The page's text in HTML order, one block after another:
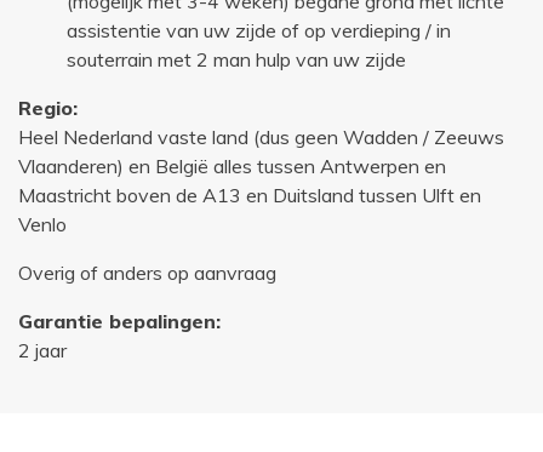
assistentie van uw zijde of op verdieping / in
souterrain met 2 man hulp van uw zijde
Regio:
Heel Nederland vaste land (dus geen Wadden / Zeeuws
Vlaanderen) en België alles tussen Antwerpen en
Maastricht boven de A13 en Duitsland tussen Ulft en
Venlo
Overig of anders op aanvraag
Garantie bepalingen:
2 jaar